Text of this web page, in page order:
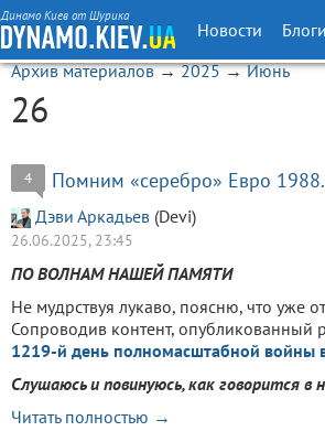
Динамо Киев от Шурика
Новости Блоги
Архив материалов→2025→Июнь
26
4 Помним «серебро» Евро
Дэви Аркадьев (Devi)
26.06.2025, 23:45
ПО ВОЛНАМ НАШЕЙ ПАМЯТИ
Не мудрствуя лукаво, поясню, что уже
Сопроводив контент, опубликованный
1219-й день полномасштабной войны
Слушаюсь и повинуюсь, как говорится
Читать полностью →